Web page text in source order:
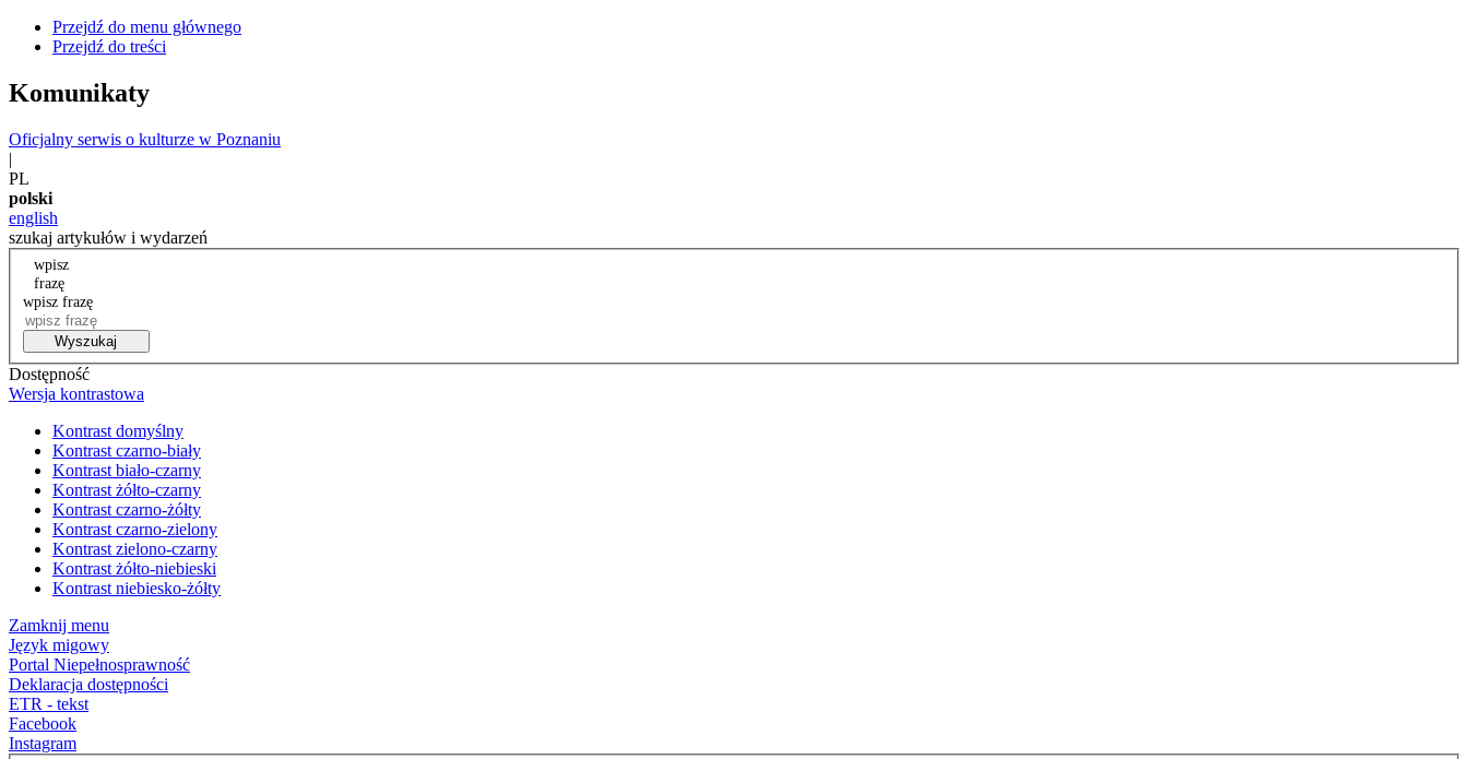
Przejdź do menu głównego
Przejdź do treści
Komunikaty
Oficjalny serwis o kulturze w Poznaniu
|
PL
polski
english
szukaj artykułów i wydarzeń
wpisz
frazę
wpisz frazę
Wyszukaj
Dostępność
Wersja kontrastowa
Kontrast domyślny
Kontrast czarno-biały
Kontrast biało-czarny
Kontrast żółto-czarny
Kontrast czarno-żółty
Kontrast czarno-zielony
Kontrast zielono-czarny
Kontrast żółto-niebieski
Kontrast niebiesko-żółty
Zamknij menu
Język migowy
Portal Niepełnosprawność
Deklaracja dostępności
ETR - tekst
Facebook
Instagram